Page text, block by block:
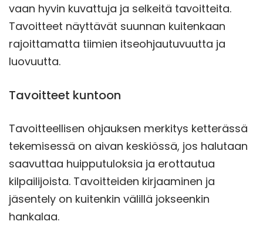
vaan hyvin kuvattuja ja selkeitä tavoitteita.
Tavoitteet näyttävät suunnan kuitenkaan
rajoittamatta tiimien itseohjautuvuutta ja
luovuutta.
Tavoitteet kuntoon
Tavoitteellisen ohjauksen merkitys ketterässä
tekemisessä on aivan keskiössä, jos halutaan
saavuttaa huipputuloksia ja erottautua
kilpailijoista. Tavoitteiden kirjaaminen ja
jäsentely on kuitenkin välillä jokseenkin
hankalaa.